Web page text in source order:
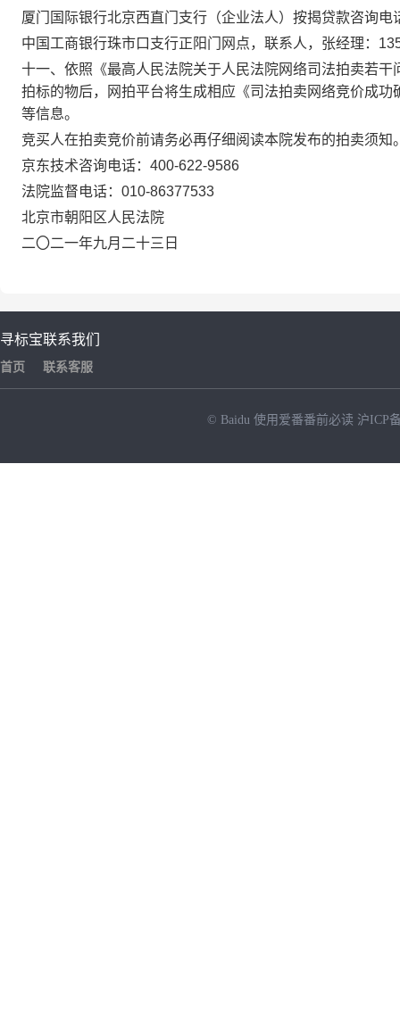
厦门国际银行北京西直门支行（企业法人）按揭贷款咨询
中国工商银行珠市口支行正阳门网点，联系人，张经理：
十一、依照《最高人民法院关于人民法院网络司法拍卖若
拍标的物后，网拍平台将生成相应《司法拍卖网络竞价成
等信息。
竞买人在拍卖竞价前请务必再仔细阅读本院发布的拍卖须知
京东技术咨询电话：400-622-9586
法院监督电话：010-86377533
北京市朝阳区人民法院
二〇二一年九月二十三日
寻标宝
首页
联系我们
联系客服
© Baidu 使用爱番番前必读 沪ICP